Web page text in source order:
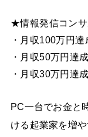
★情報発信コン
・月収100万円達
・月収50万円達
・月収30万円達
PC一台でお金と
ける起業家を増